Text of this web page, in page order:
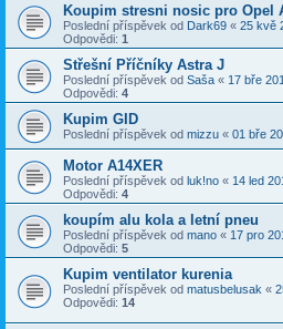
Koupim stresni nosic pro Opel
Poslední příspěvek od Dark69 « 25 kvě
Odpovědi: 1
Střešní Příčníky Astra J
Poslední příspěvek od Saša « 17 bře
Odpovědi: 4
Kupim GID
Poslední příspěvek od mizzu « 01 bře
Motor A14XER
Poslední příspěvek od luk!no « 14 led
Odpovědi: 4
koupím alu kola a letní pneu
Poslední příspěvek od mano « 17 pro
Odpovědi: 5
Kupim ventilator kurenia
Poslední příspěvek od matusbelusak «
Odpovědi: 14